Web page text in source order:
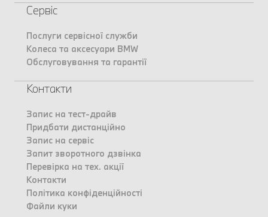
Сервіс
Послуги сервісної служби
Колеса та аксесуари BMW
Обслуговування та гарантії
Контакти
Запис на тест-драйв
Придбати дистанційно
Запис на сервіс
Запит зворотного дзвінка
Перевірка на тех. акції
Контакти
Політика конфіденційності
Файли куки